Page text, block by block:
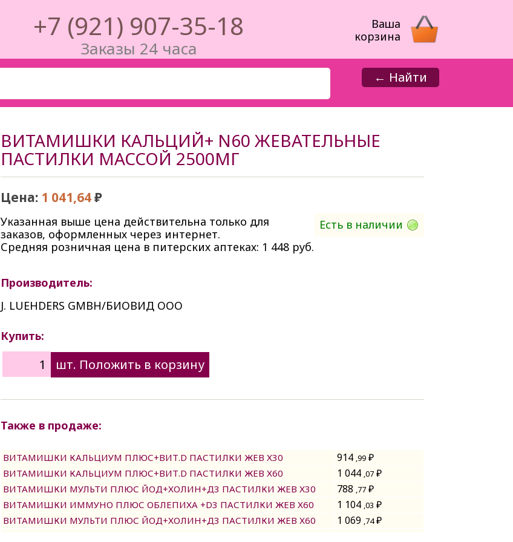
‭+7 (921) 907-35-18
Заказы 24 часа
Ваша
корзина
← Найти
ВИТАМИШКИ КАЛЬЦИЙ+ N60 ЖЕВАТЕЛЬНЫЕ
ПАСТИЛКИ МАССОЙ 2500МГ
Цена: 1 041,64₽
Есть в наличии
Указанная выше цена действительна только для
заказов, оформленных через интернет.
Средняя розничная цена в питерских аптеках: 1 448 руб.
Производитель:
J. LUEHDERS GMBH/БИОВИД ООО
Купить:
Также в продаже:
ВИТАМИШКИ КАЛЬЦИУМ ПЛЮС+ВИТ.D ПАСТИЛКИ ЖЕВ Х30 914 ,99 ₽
ВИТАМИШКИ КАЛЬЦИУМ ПЛЮС+ВИТ.D ПАСТИЛКИ ЖЕВ Х60 1 044 ,07 ₽
ВИТАМИШКИ МУЛЬТИ ПЛЮС ЙОД+ХОЛИН+Д3 ПАСТИЛКИ ЖЕВ Х30 788 ,77 ₽
ВИТАМИШКИ ИММУНО ПЛЮС ОБЛЕПИХА +D3 ПАСТИЛКИ ЖЕВ Х60 1 104 ,03 ₽
ВИТАМИШКИ МУЛЬТИ ПЛЮС ЙОД+ХОЛИН+Д3 ПАСТИЛКИ ЖЕВ Х60 1 069 ,74₽